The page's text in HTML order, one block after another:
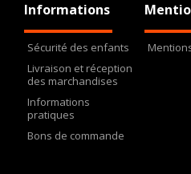
Informations
Sécurité des enfants
Livraison et réception
des marchandises
Informations
pratiques
Bons de commande